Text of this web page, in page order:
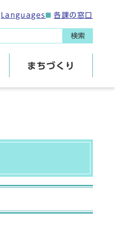
Languages 各課の窓口
検索
まちづくり